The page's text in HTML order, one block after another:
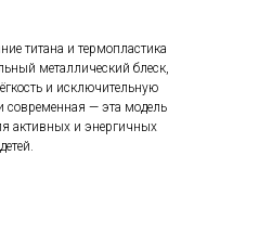
титана и термопластика
металлический блеск,
и исключительную
современная — эта модель
активных и энергичных
детей.